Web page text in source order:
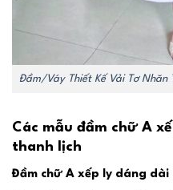
Đầm/Váy Thiết Kế Vải Tơ Nhăn
Các mẫu đầm chữ A
thanh lịch
Đầm chữ A xếp ly dáng dài